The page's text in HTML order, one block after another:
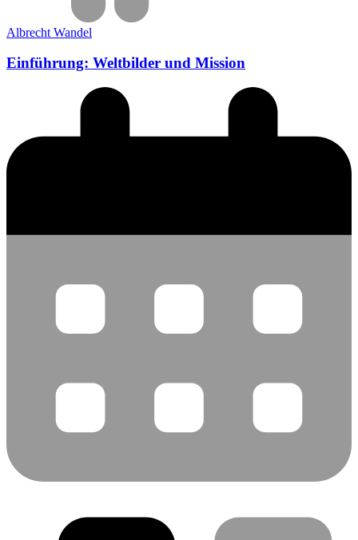
Albrecht Wandel
Einführung: Weltbilder und Mission